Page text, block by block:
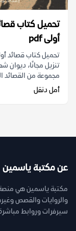
تحميل كتاب
أولى pdf
تنزيل مجانًا، ديوان
مجموعة من القصائد
أمل دنقل
عن مكتبة ياسمين
مكتبة ياسمين هي منصة
سيرفرات وروابط